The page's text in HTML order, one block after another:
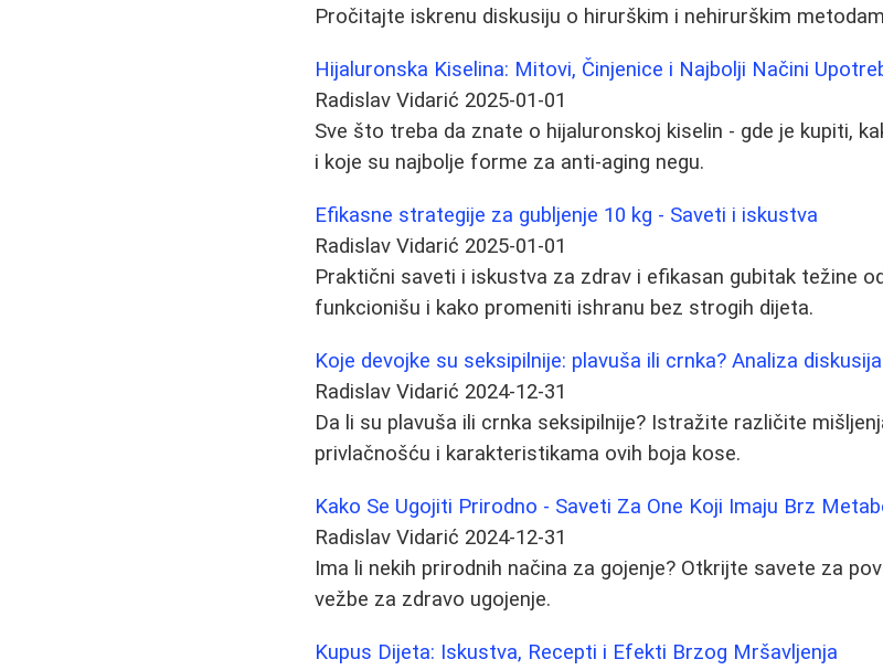
Pročitajte iskrenu diskusiju o hirurškim i nehirurškim
Hijaluronska Kiselina: Mitovi, Činjenice i Najbolji Načini
Radislav Vidarić 2025-01-01
Sve što treba da znate o hijaluronskoj kiselin - gde je kupiti,
i koje su najbolje forme za anti-aging negu.
Efikasne strategije za gubljenje 10 kg - Saveti i iskustva
Radislav Vidarić 2025-01-01
Praktični saveti i iskustva za zdrav i efikasan gubitak težine
funkcionišu i kako promeniti ishranu bez strogih dijeta.
Koje devojke su seksipilnije: plavuša ili crnka? Analiza diskusija
Radislav Vidarić 2024-12-31
Da li su plavuša ili crnka seksipilnije? Istražite različite
privlačnošću i karakteristikama ovih boja kose.
Kako Se Ugojiti Prirodno - Saveti Za One Koji Imaju Brz
Radislav Vidarić 2024-12-31
Ima li nekih prirodnih načina za gojenje? Otkrijte savete za
vežbe za zdravo ugojenje.
Kupus Dijeta: Iskustva, Recepti i Efekti Brzog Mršavljenja